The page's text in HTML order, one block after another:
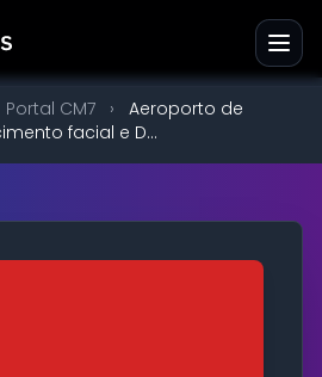
Portal CM7 ›
Aeroporto de
facial e D...